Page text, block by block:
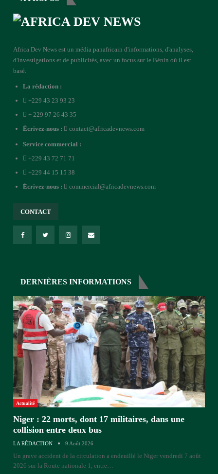
Africa Dev News est un média panafricain d'informations, d'analyses,
d'investigations et de publicités, avec un focus sur le Bénin où il est
basé.
La rédaction :
+229 43 23 93 23
+ 229 97 26 43 35
Écrivez-nous :
contact@africadevnews.com
Service commercial :
+229 43 72 71 71
+229 44 15 15 38
Écrivez-nous :
commercial@africadevnews.com
CONTACT
DERNIÈRES INFORMATIONS
Actualité
Niger : 22 morts, dont 17 militaires, dans une
collision entre deux bus
LA RÉDACTION 9 Août 2026
Un grave accident de la circulation a endeuillé le Niger vendredi 7 août
2026 sur la Route nationale 1, entre